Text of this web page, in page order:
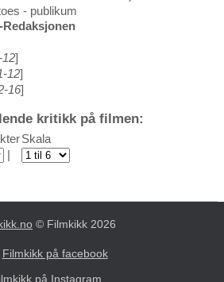
- publikum
]
12]
16]
kritikk på filmen:
Skala
|
© Filmkikk 2026
Filmkikk på facebook
på Instagram